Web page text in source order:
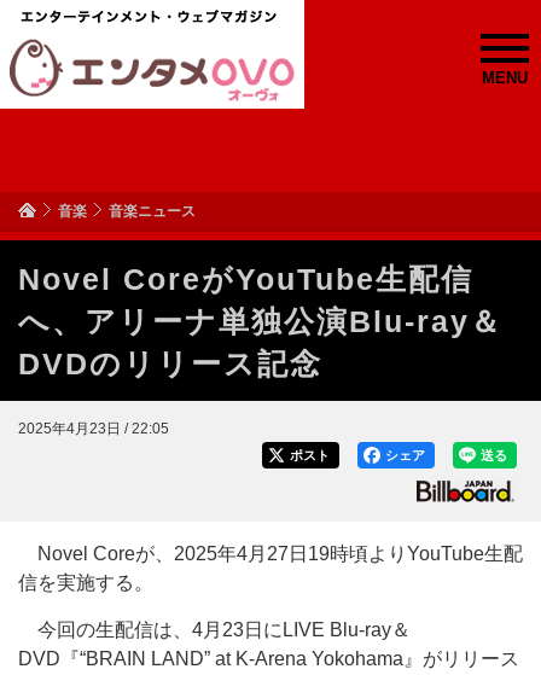
MENU
音楽 音楽ニュース
Novel CoreがYouTube生配信
へ、アリーナ単独公演Blu-ray＆
DVDのリリース記念
2025年4月23日 / 22:05
送る
シェア
ポスト
Novel Coreが、2025年4月27日19時頃よりYouTube生配
信を実施する。
今回の生配信は、4月23日にLIVE Blu-ray＆
DVD『“BRAIN LAND” at K-Arena Yokohama』がリリース